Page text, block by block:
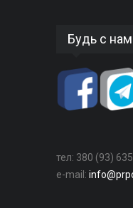
Будь с
тел: 380 (93)
e-mail: